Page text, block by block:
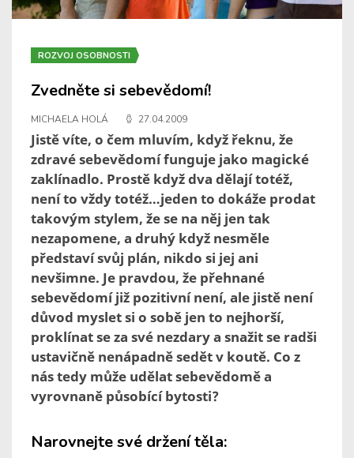
ROZVOJ OSOBNOSTI
Zvedněte si sebevědomí!
MICHAELA HOLÁ 27.04.2009
Jistě víte, o čem mluvím, když řeknu, že
zdravé sebevědomí funguje jako magické
zaklínadlo. Prostě když dva dělají totéž,
není to vždy totéž…jeden to dokáže prodat
takovým stylem, že se na něj jen tak
nezapomene, a druhý když nesměle
představí svůj plán, nikdo si jej ani
nevšimne. Je pravdou, že přehnané
sebevědomí již pozitivní není, ale jistě není
důvod myslet si o sobě jen to nejhorší,
proklínat se za své nezdary a snažit se radši
ustavičně nenápadně sedět v koutě. Co z
nás tedy může udělat sebevědomě a
vyrovnaně působící bytosti?
Narovnejte své držení těla: